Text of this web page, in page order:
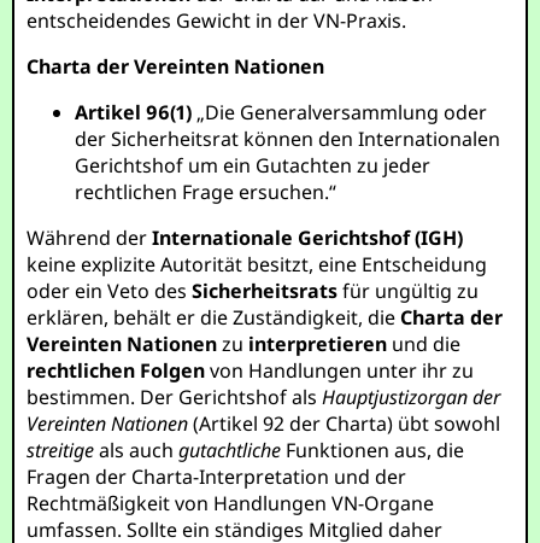
entscheidendes Gewicht in der VN-Praxis.
Charta der Vereinten Nationen
Artikel 96(1) „Die Generalversammlung oder
der Sicherheitsrat können den Internationalen
Gerichtshof um ein Gutachten zu jeder
rechtlichen Frage ersuchen.“
Während derInternationale Gerichtshof (IGH)
keine explizite Autorität besitzt, eine Entscheidung
oder ein Veto desSicherheitsratsfür ungültig zu
erklären, behält er die Zuständigkeit, dieCharta der
Vereinten Nationenzu interpretieren und die
rechtlichen Folgenvon Handlungen unter ihr zu
bestimmen. Der Gerichtshof alsHauptjustizorgan der
Vereinten Nationen(Artikel 92 der Charta) übt sowohl
streitigeals auchgutachtliche Funktionen aus, die
Fragen der Charta-Interpretation und der
Rechtmäßigkeit von Handlungen VN-Organe
umfassen. Sollte ein ständiges Mitglied daher